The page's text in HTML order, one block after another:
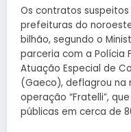
Os contratos
prefeituras do
bilhão, segundo o
parceria com a Polícia
Atuação Especial de
(Gaeco), deflagrou
operação “Fratelli”,
públicas em cerca de